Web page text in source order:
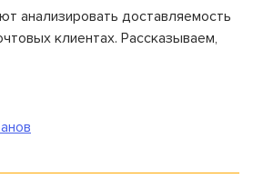
анализировать доставляемость
клиентах. Рассказываем,